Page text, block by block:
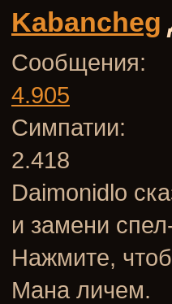
Kabancheg
Сообщения:
4.905
Симпатии:
2.418
Daimonidlo
и замени
Нажмите,
Мана личем.